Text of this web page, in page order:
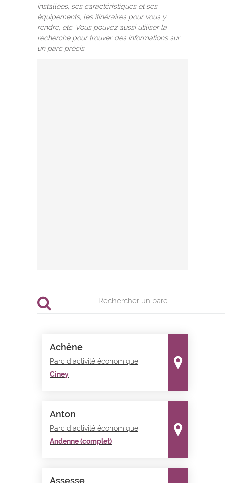
installées, ses caractéristiques et ses
équipements, les itinéraires pour vous y
rendre, etc. Vous pouvez aussi utiliser la
recherche pour trouver des informations sur
un parc précis.
Achêne
Parc d'activité économique
Ciney
Anton
Parc d'activité économique
Andenne (complet)
Assesse